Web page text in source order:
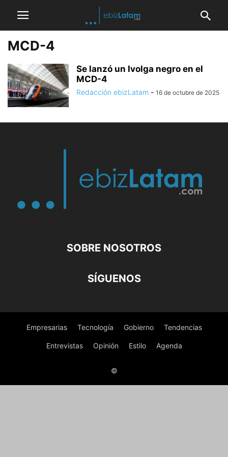
MCD-4
Se lanzó un Ivolga negro en el
MCD-4
Redacción ebizLatam - 16 de octubre de 2025
SOBRE NOSOTROS
SÍGUENOS
Empresarias Tecnología Gobierno Tendencias
Entrevistas Opinión Estilo Agenda
©